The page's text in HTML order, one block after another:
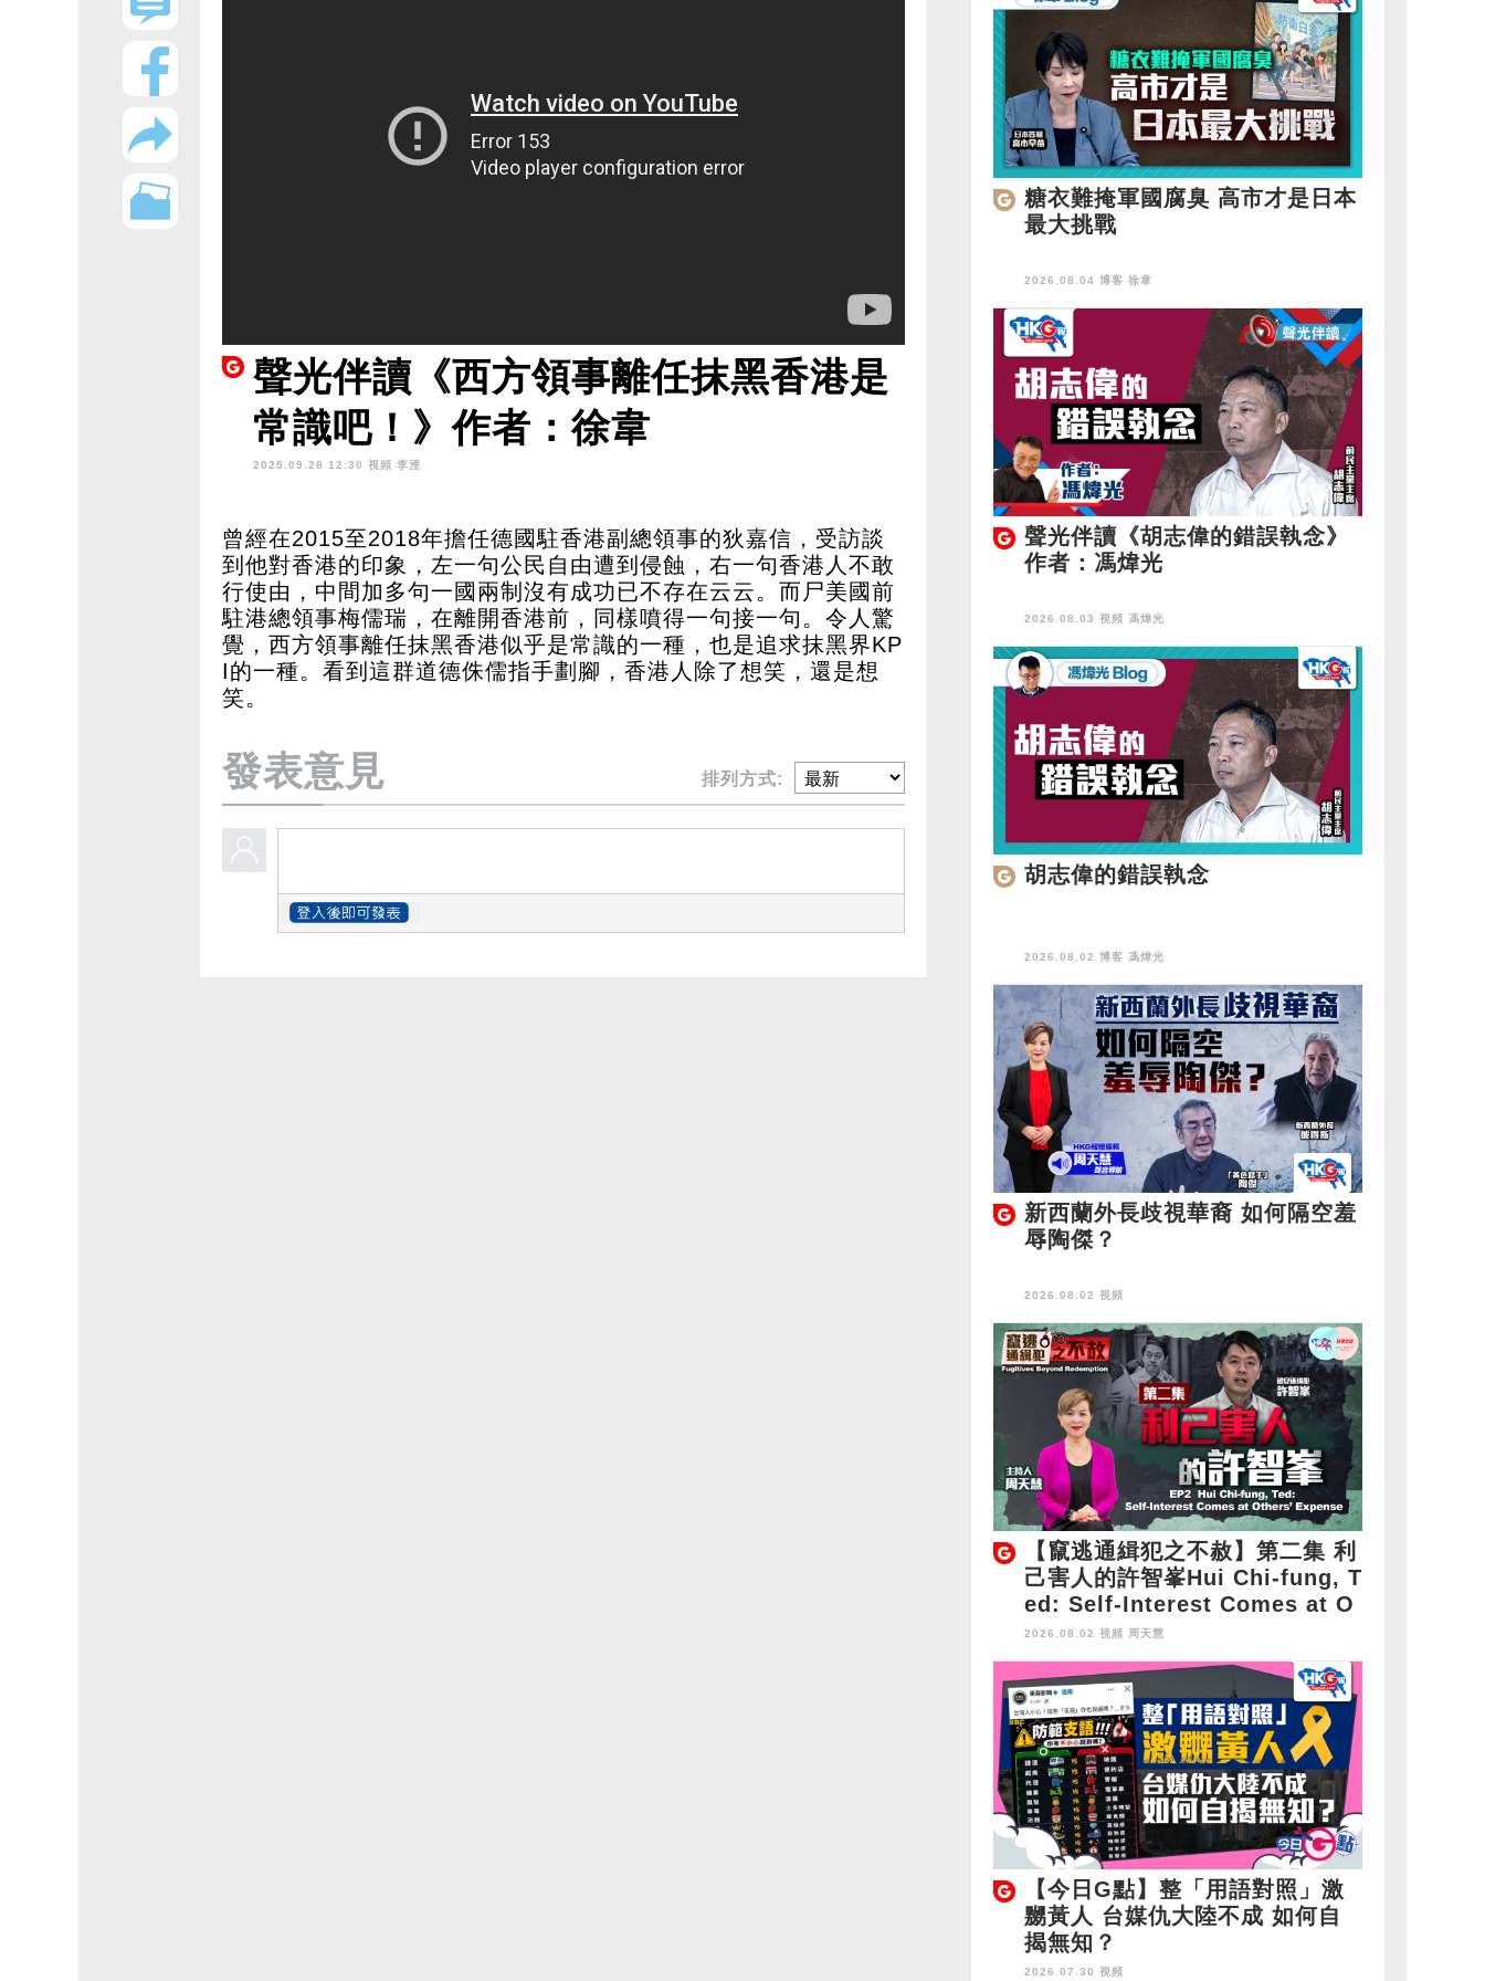
聲光伴讀《西方領事離任抹黑香港是
常識吧！》作者：徐韋
2025.09.28 12:30 視頻 李湮
曾經在2015至2018年擔任德國駐香港副總領事的狄嘉信，受訪談
到他對香港的印象，左一句公民自由遭到侵蝕，右一句香港人不敢
行使由，中間加多句一國兩制沒有成功已不存在云云。而尸美國前
駐港總領事梅儒瑞，在離開香港前，同樣噴得一句接一句。令人驚
覺，西方領事離任抹黑香港似乎是常識的一種，也是追求抹黑界KP
I的一種。看到這群道德侏儒指手劃腳，香港人除了想笑，還是想
笑。
發表意見 排列方式:
糖衣難掩軍國腐臭 高市才是日本
最大挑戰
2026.08.04 博客 徐韋
聲光伴讀《胡志偉的錯誤執念》
作者：馮煒光
2026.08.03 視頻 馮煒光
胡志偉的錯誤執念
2026.08.02 博客 馮煒光
新西蘭外長歧視華裔 如何隔空羞
辱陶傑？
2026.08.02 視頻
【竄逃通緝犯之不赦】第二集 利
己害人的許智峯Hui Chi-fung, T
ed: Self-Interest Comes at O
thers' Expense
2026.08.02 視頻 周天慧
【今日G點】整「用語對照」激
嬲黃人 台媒仇大陸不成 如何自
揭無知？
2026.07.30 視頻